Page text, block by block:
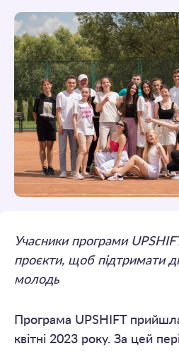
Учасники програми
проєкти, щоб підтримати
молодь
Програма UPSHIFT
квітні 2023 року. За цей